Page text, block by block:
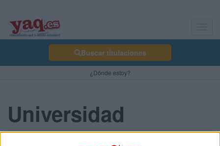
Buscar titulaciones
¿Dónde estoy?
Universidad